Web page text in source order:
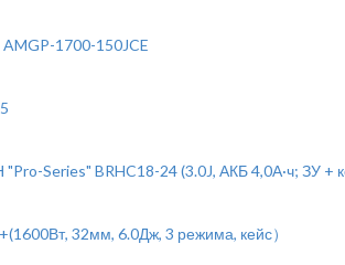
1700-150JCE
Series" BRHC18-24 (3.0J, АКБ 4,0А·ч; ЗУ +
32мм, 6.0Дж, 3 режима, кейс）